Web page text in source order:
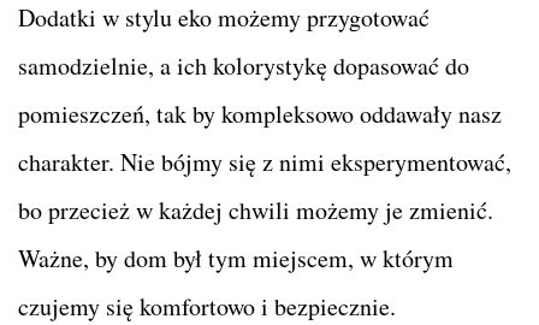
Dodatki w stylu eko możemy przygotować
samodzielnie, a ich kolorystykę dopasować do
pomieszczeń, tak by kompleksowo oddawały nasz
charakter. Nie bójmy się z nimi eksperymentować,
bo przecież w każdej chwili możemy je zmienić.
Ważne, by dom był tym miejscem, w którym
czujemy się komfortowo i bezpiecznie.